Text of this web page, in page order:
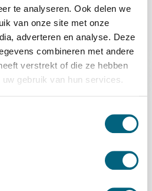
te analyseren. Ook delen we
van onze site met onze
adverteren en analyse. Deze
combineren met andere
verstrekt of die ze hebben
gebruik van hun services.
7.169,-
Chubbsafes DuoGuard G1 355
Officieel ECB-S gecertificeerde